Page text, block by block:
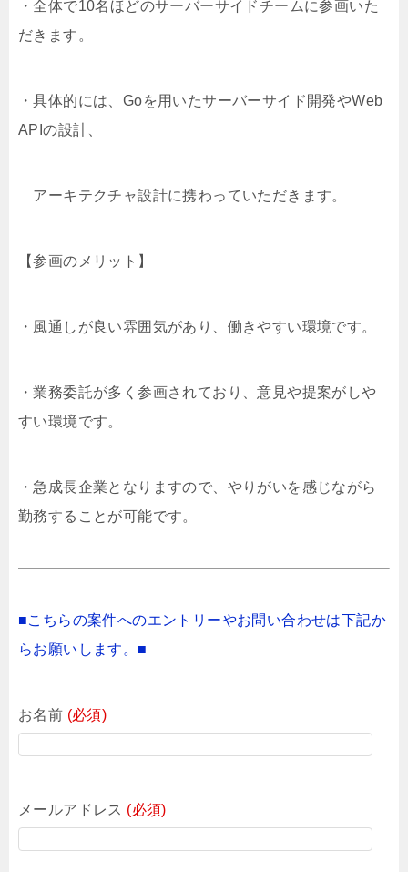
・全体で10名ほどのサーバーサイドチームに参画いた
だきます。
・具体的には、Goを用いたサーバーサイド開発やWeb
APIの設計、
アーキテクチャ設計に携わっていただきます。
【参画のメリット】
・風通しが良い雰囲気があり、働きやすい環境です。
・業務委託が多く参画されており、意見や提案がしや
すい環境です。
・急成長企業となりますので、やりがいを感じながら
勤務することが可能です。
■こちらの案件へのエントリーやお問い合わせは下記か
らお願いします。■
お名前 (必須)
メールアドレス (必須)